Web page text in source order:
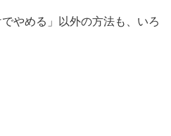
やめる」以外の方法も、いろ